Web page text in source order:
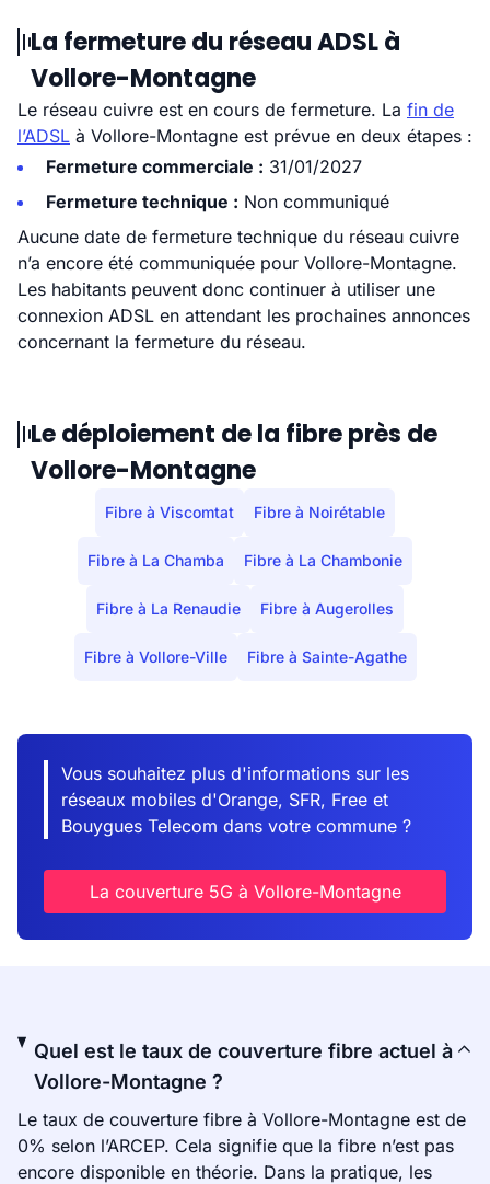
La fermeture du réseau ADSL à
Vollore-Montagne
Le réseau cuivre est en cours de fermeture. La fin de
l’ADSL à Vollore-Montagne est prévue en deux étapes :
Fermeture commerciale : 31/01/2027
Fermeture technique : Non communiqué
Aucune date de fermeture technique du réseau cuivre
n’a encore été communiquée pour Vollore-Montagne.
Les habitants peuvent donc continuer à utiliser une
connexion ADSL en attendant les prochaines annonces
concernant la fermeture du réseau.
Le déploiement de la fibre près de
Vollore-Montagne
Fibre à Viscomtat Fibre à Noirétable
Fibre à La Chamba Fibre à La Chambonie
Fibre à La Renaudie Fibre à Augerolles
Fibre à Vollore-Ville Fibre à Sainte-Agathe
Vous souhaitez plus d'informations sur les
réseaux mobiles d'Orange, SFR, Free et
Bouygues Telecom dans votre commune ?
La couverture 5G à Vollore-Montagne
Quel est le taux de couverture fibre actuel à
Vollore-Montagne ?
Le taux de couverture fibre à Vollore-Montagne est de
0% selon l’ARCEP. Cela signifie que la fibre n’est pas
encore disponible en théorie. Dans la pratique, les